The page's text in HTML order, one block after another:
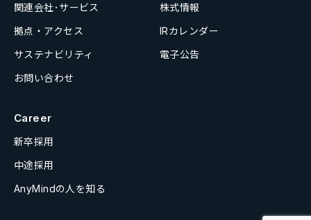
関連会社･サービス
拠点・アクセス
サステナビリティ
お問い合わせ
株式情報
IRカレンダー
電子公告
Career
新卒採用
中途採用
AnyMindの人を知る